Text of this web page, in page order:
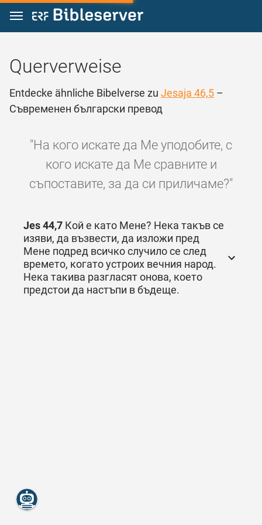
Zum Inhalt springen
Querverweise
Entdecke ähnliche Bibelverse zu Jesaja 46,5 –
Съвременен български превод
"На кого искате да Ме уподобите, с
кого искате да Ме сравните и
съпоставите, за да си приличаме?"
Jes 44,7 Кой е като Мене? Нека такъв се
изяви, да възвести, да изложи пред
Мене подред всичко случило се след
времето, когато устроих вечния народ.
Нека такива разгласят онова, което
предстои да настъпи в бъдеще.